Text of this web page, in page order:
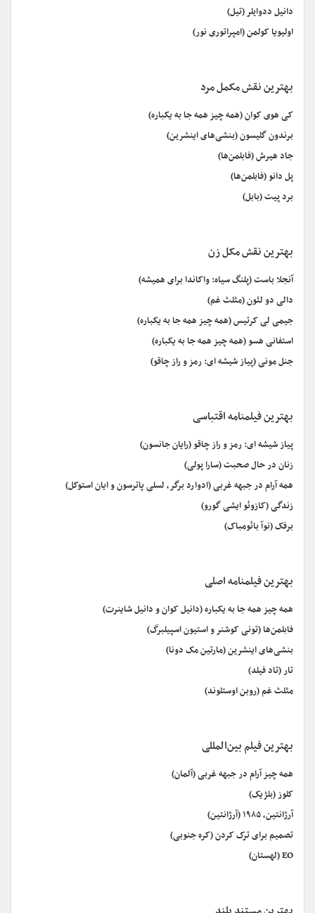
دانیل ددوایلر (تیل)
اولیویا کولمن (امپراتوری نور)
بهترین نقش مکمل مرد
کی هوی کوان (همه چیز همه جا به یکباره)
برندون گلیسون (بنشی‌های اینشرین)
جاد هیرش (فابلمن‌ها)
پل دانو (فابلمن‌ها)
برد پیت (بابل)
بهترین نقش مکل زن
آنجلا باست (پلنگ سیاه: واکاندا برای همیشه)
دالی دو لئون (مثلث غم)
جیمی لی کرتیس (همه چیز همه جا به یکباره)
استفانی هسو (همه چیز همه جا به یکباره)
جنل مونی (پیاز شیشه ای: رمز و راز چاقو)
بهترین فیلمنامه اقتباسی
پیاز شیشه ای: رمز و راز چاقو (رایان جانسون)
زنان در حال صحبت (سارا پولی)
همه آرام در جبهه غربی (ادوارد برگر، لسلی پاترسون و ایان استوکل)
زندگی (کازوئو ایشی گورو)
برفک (نوآ بائومباک)
بهترین فیلمنامه اصلی
همه چیز همه جا به یکباره (دانیل کوان و دانیل شاینرت)
فابلمن‌ها (تونی کوشنر و استیون اسپیلبرگ)
بنشی‌های اینشرین (مارتین مک دونا)
تار (تاد فیلد)
مثلث غم (روبن اوستلوند)
بهترین فیلم بین‌المللی
همه چیز آرام در جبهه غربی (آلمان)
کلوز (بلژیک)
آرژانتین، ۱۹۸۵ (آرژانتین)
تصمیم برای ترک کردن (کره جنوبی)
EO (لهستان)